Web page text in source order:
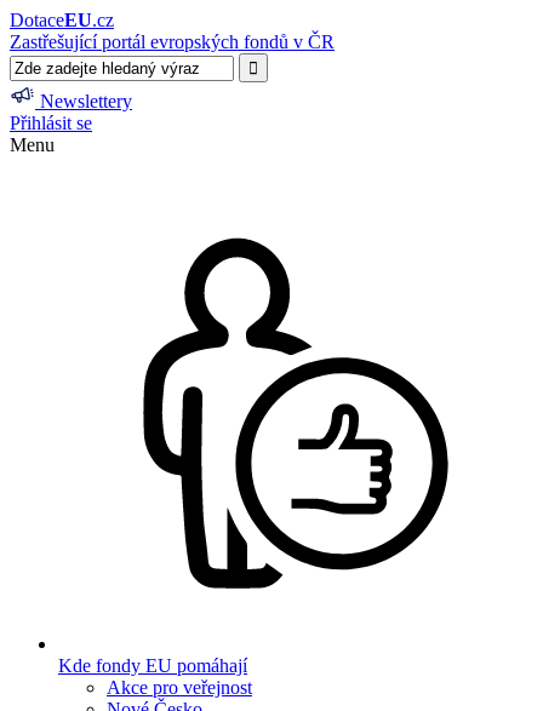
DotaceEU.cz
Zastřešující portál evropských fondů v ČR
Newslettery
Přihlásit se
Menu
Kde fondy EU pomáhají
Akce pro veřejnost